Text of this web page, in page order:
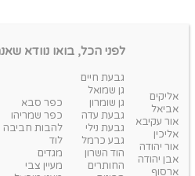
לפני הכל, בואו נוודא
אליקים
אביאל
אור עקיבא
אליכין
אור יהודה
אבן יהודה
ארסוף
גבעת חיים
גן שמואל
גן שומרון
גבעת עדה
גבעת נילי
גבע כרמל
הוד השרון
החותרים
כפר סבא
כפר שמריהו
להבות חביבה
לוד
מגדים
מעיין צבי